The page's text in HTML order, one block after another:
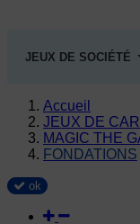
JEUX DE SOCIÉTÉ
Accueil
JEUX DE
MAGIC THE
FONDATIONS
ok